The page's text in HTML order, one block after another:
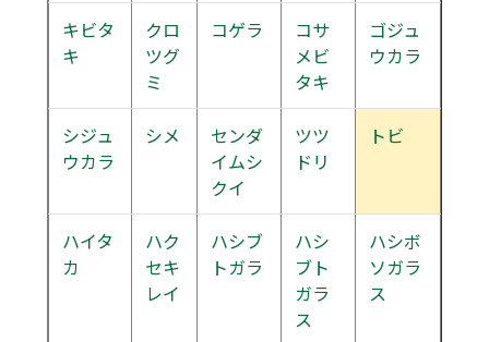
キビタ
キ
クロ
ツグ
ミ
コゲラ
コサ
メビ
タキ
ゴジュ
ウカラ
シジュ
ウカラ
シメ
センダ
イムシ
クイ
ツツ
ドリ
トビ
ハイタ
カ
ハク
セキ
レイ
ハシブ
トガラ
ハシ
ブト
ガラ
ス
ハシボ
ソガラ
ス